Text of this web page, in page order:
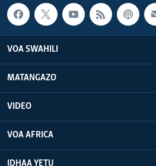
VOA SWAHILI
MATANGAZO
VIDEO
VOA AFRICA
IDHAA YETU